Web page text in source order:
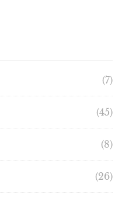
(7)
(45)
(8)
(26)